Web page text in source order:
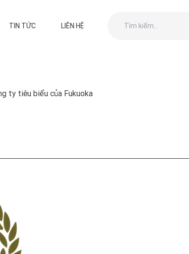
TIN TỨC LIÊN HỆ
ty tiêu biểu của Fukuoka